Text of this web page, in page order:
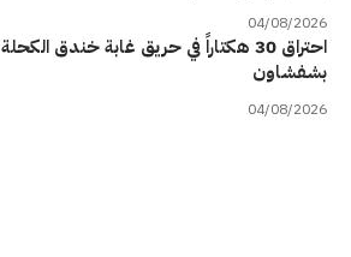
04/08/2026
احتراق 30 هكتاراً في حريق غابة خندق الكحلة
بشفشاون
04/08/2026